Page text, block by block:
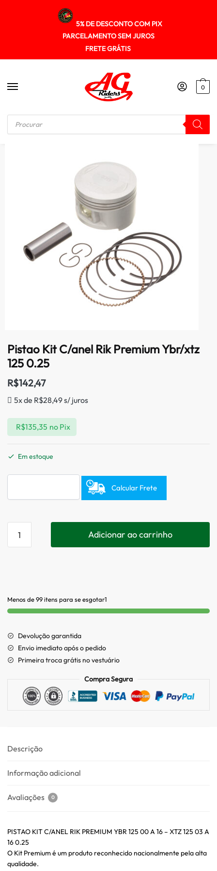
5% DE DESCONTO COM PIX
PARCELAMENTO SEM JUROS
FRETE GRÁTIS
0
Início / MOTOR
Pistao Kit C/anel Rik Premium Ybr/xtz
125 0.25
R$142,47
5x de R$28,49s/ juros
R$135,35 no Pix
Em estoque
Calcular Frete
Adicionar ao carrinho
Menos de 99 itens para se esgotar1
Devolução garantida
Envio imediato após o pedido
Primeira troca grátis no vestuário
Compra Segura
Descrição
Informação adicional
Avaliações 0
PISTAO KIT C/ANEL RIK PREMIUM YBR 125 00 A 16 – XTZ 125 03 A
16 0.25
O Kit Premium é um produto reconhecido nacionalmente pela alta
qualidade.